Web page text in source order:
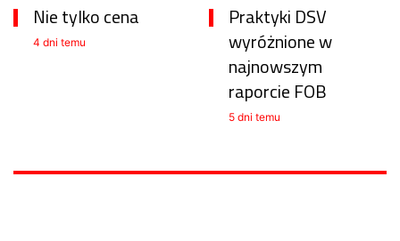
Nie tylko cena
4 dni temu
Praktyki DSV
wyróżnione w
najnowszym
raporcie FOB
5 dni temu